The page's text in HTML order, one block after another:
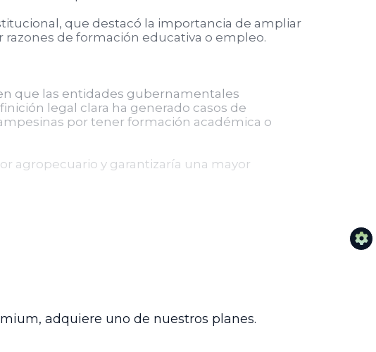
que destacó la importancia de ampliar
razones de formación educativa o empleo.
que las entidades gubernamentales
legal clara ha generado casos de
por tener formación académica o
agropecuario y garantizaría una mayor
adquiere uno de nuestros planes.